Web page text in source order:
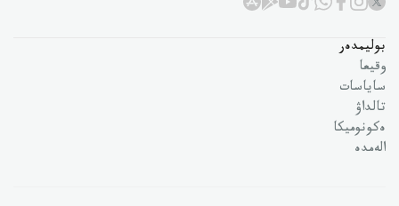
بوليمدەر
وقيعا
ساياسات
تالداۋ
ەكونوميكا
الەمدە